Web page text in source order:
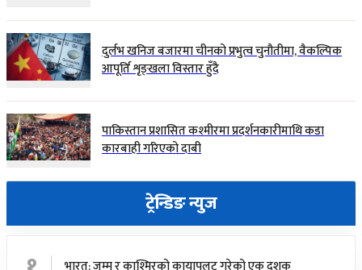
दुर्लभ खनिज बजारमा चीनको प्रभुत्व चुनौतीमा, वैकल्पिक
आपूर्ति शृङ्खला विस्तार हुँदै
पाकिस्तान प्रशासित कश्मीरमा प्रदर्शनकारीमाथि कडा
कारबाही गरिएको दाबी
ट्रेन्डिङ न्युज